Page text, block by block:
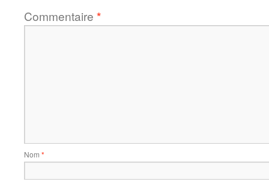
Commentaire *
Nom *